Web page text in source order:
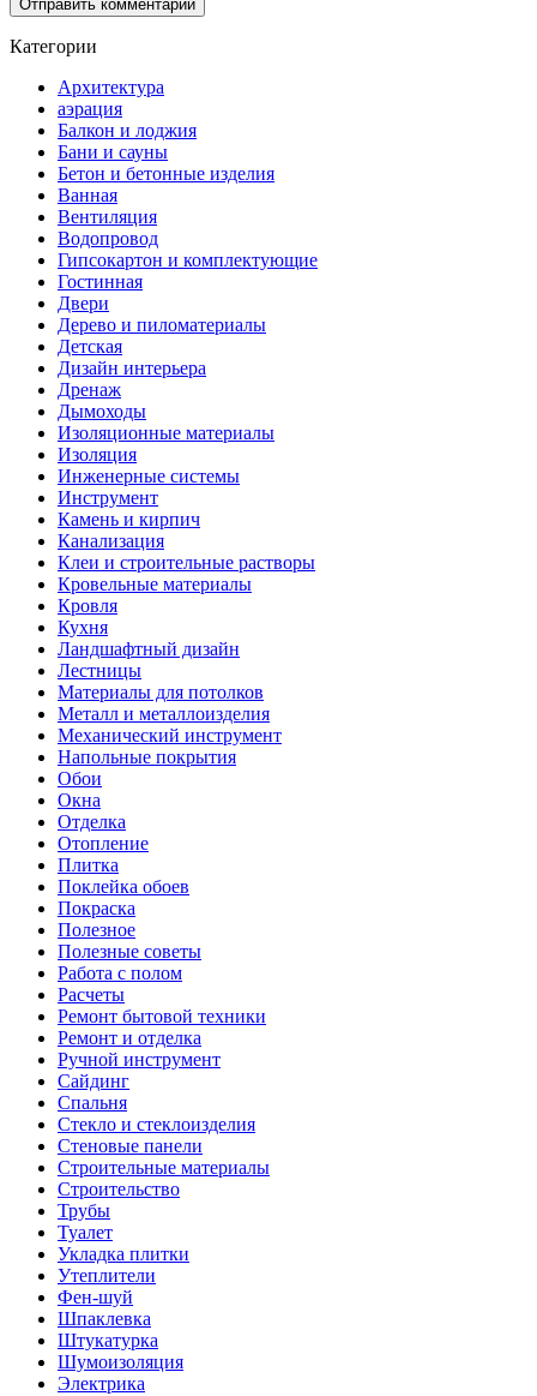
Категории
Архитектура
аэрация
Балкон и лоджия
Бани и сауны
Бетон и бетонные изделия
Ванная
Вентиляция
Водопровод
Гипсокартон и комплектующие
Гостинная
Двери
Дерево и пиломатериалы
Детская
Дизайн интерьера
Дренаж
Дымоходы
Изоляционные материалы
Изоляция
Инженерные системы
Инструмент
Камень и кирпич
Канализация
Клеи и строительные растворы
Кровельные материалы
Кровля
Кухня
Ландшафтный дизайн
Лестницы
Материалы для потолков
Металл и металлоизделия
Механический инструмент
Напольные покрытия
Обои
Окна
Отделка
Отопление
Плитка
Поклейка обоев
Покраска
Полезное
Полезные советы
Работа с полом
Расчеты
Ремонт бытовой техники
Ремонт и отделка
Ручной инструмент
Сайдинг
Спальня
Стекло и стеклоизделия
Стеновые панели
Строительные материалы
Строительство
Трубы
Туалет
Укладка плитки
Утеплители
Фен-шуй
Шпаклевка
Штукатурка
Шумоизоляция
Электрика